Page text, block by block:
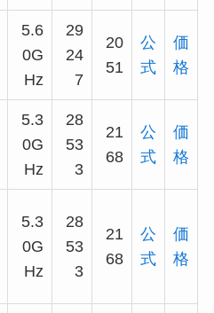
5.6
0G
Hz
29
24
7
20
51
公
式
価
格
5.3
0G
Hz
28
53
3
21
68
公
式
価
格
5.3
0G
Hz
28
53
3
21
68
公
式
価
格